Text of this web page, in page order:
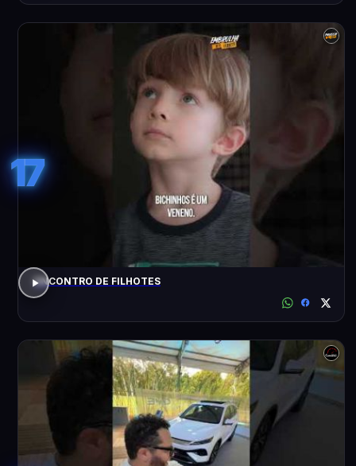
17
ENCONTRO DE FILHOTES